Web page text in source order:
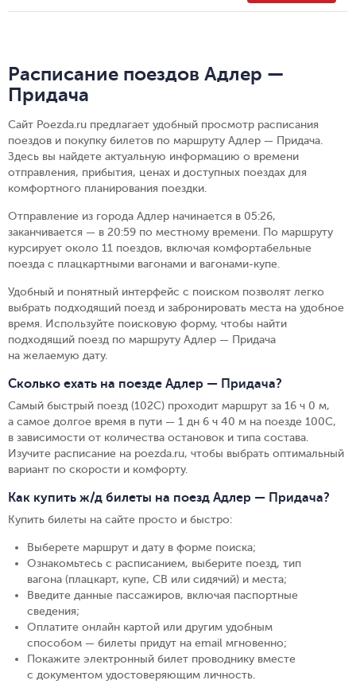
Расписание поездов Адлер —
Придача
Сайт Poezda.ru предлагает удобный просмотр расписания
поездов и покупку билетов по маршруту Адлер — Придача.
Здесь вы найдете актуальную информацию о времени
отправления, прибытия, ценах и доступных поездах для
комфортного планирования поездки.
Отправление из города Адлер начинается в 05:26,
заканчивается — в 20:59 по местному времени. По маршруту
курсирует около 11 поездов, включая комфортабельные
поезда с плацкартными вагонами и вагонами-купе.
Удобный и понятный интерфейс с поиском позволят легко
выбрать подходящий поезд и забронировать места на удобное
время. Используйте поисковую форму, чтобы найти
подходящий поезд по маршруту Адлер — Придача
на желаемую дату.
Сколько ехать на поезде Адлер — Придача?
Самый быстрый поезд (102С) проходит маршрут за 16 ч 0 м,
а самое долгое время в пути — 1 дн 6 ч 40 м на поезде 100С,
в зависимости от количества остановок и типа состава.
Изучите расписание на poezda.ru, чтобы выбрать оптимальный
вариант по скорости и комфорту.
Как купить ж/д билеты на поезд Адлер — Придача?
Купить билеты на сайте просто и быстро:
Выберете маршрут и дату в форме поиска;
Ознакомьтесь с расписанием, выберите поезд, тип
вагона (плацкарт, купе, СВ или сидячий) и места;
Введите данные пассажиров, включая паспортные
сведения;
Оплатите онлайн картой или другим удобным
способом — билеты придут на email мгновенно;
Покажите электронный билет проводнику вместе
с документом удостоверяющим личность.